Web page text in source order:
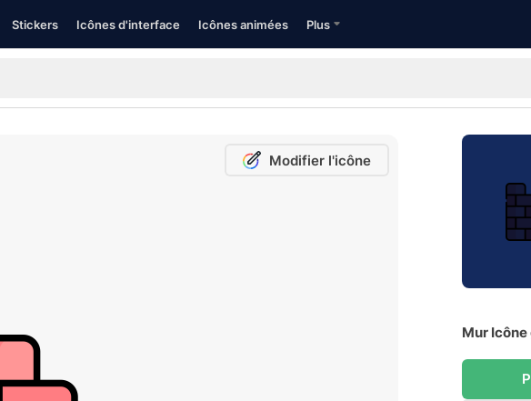
Stickers Icônes d'interface Icônes animées Plus
Modifier l'icône
Mur